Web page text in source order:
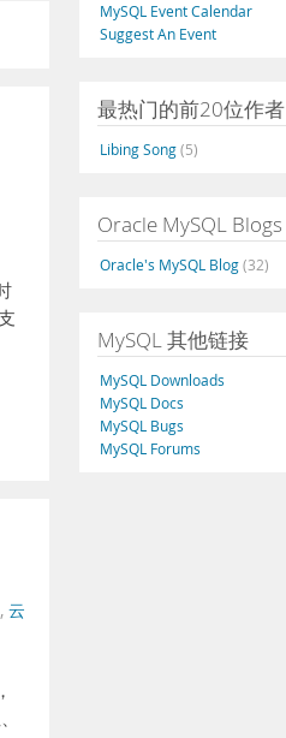
Português
, 云
MySQL Event Calendar
Suggest An Event
最热门的前20位作者
Libing Song(5)
Oracle MySQL Blogs
Oracle's MySQL Blog(32)
MySQL 其他链接
MySQL Downloads
MySQL Docs
MySQL Bugs
MySQL Forums